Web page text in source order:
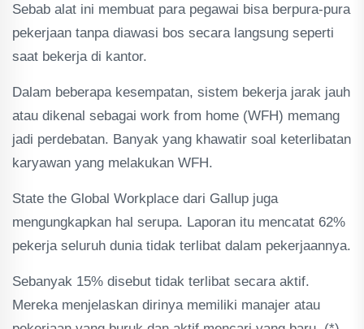
Sebab alat ini membuat para pegawai bisa berpura-pura
pekerjaan tanpa diawasi bos secara langsung seperti
saat bekerja di kantor.
Dalam beberapa kesempatan, sistem bekerja jarak jauh
atau dikenal sebagai work from home (WFH) memang
jadi perdebatan. Banyak yang khawatir soal keterlibatan
karyawan yang melakukan WFH.
State the Global Workplace dari Gallup juga
mengungkapkan hal serupa. Laporan itu mencatat 62%
pekerja seluruh dunia tidak terlibat dalam pekerjaannya.
Sebanyak 15% disebut tidak terlibat secara aktif.
Mereka menjelaskan dirinya memiliki manajer atau